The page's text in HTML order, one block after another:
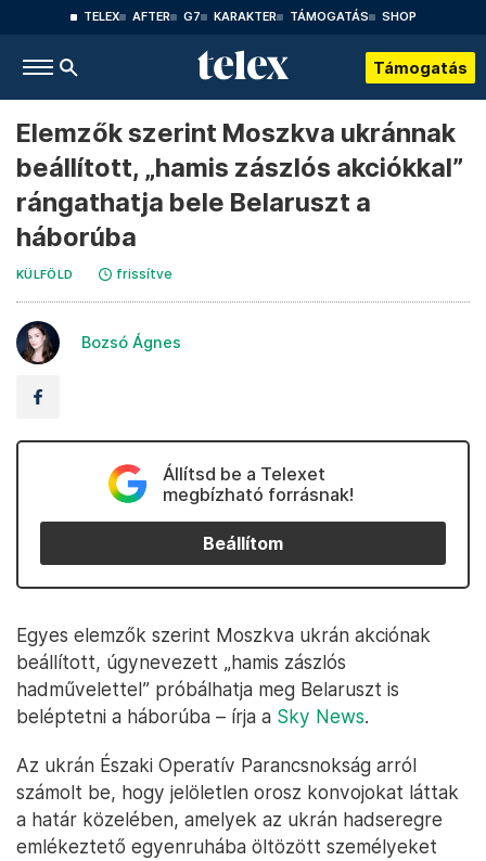
TELEX AFTER G7 KARAKTER TÁMOGATÁS SHOP
Támogatás
Elemzők szerint Moszkva ukránnak
beállított, „hamis zászlós akciókkal”
rángathatja bele Belaruszt a
háborúba
KÜLFÖLD frissítve
Bozsó Ágnes
Állítsd be a Telexet
megbízható forrásnak!
Beállítom
Egyes elemzők szerint Moszkva ukrán akciónak
beállított, úgynevezett „hamis zászlós
hadművelettel” próbálhatja meg Belaruszt is
beléptetni a háborúba – írja a Sky News.
Az ukrán Északi Operatív Parancsnokság arról
számolt be, hogy jelöletlen orosz konvojokat láttak
a határ közelében, amelyek az ukrán hadseregre
emlékeztető egyenruhába öltözött személyeket